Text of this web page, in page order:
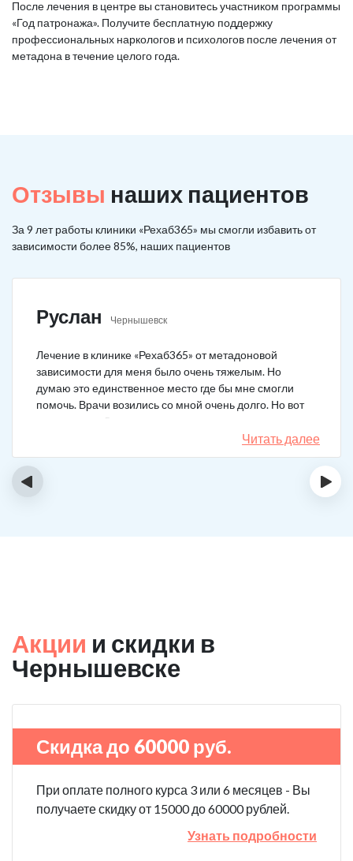
После лечения в центре вы становитесь участником программы
«Год патронажа». Получите бесплатную поддержку
профессиональных наркологов и психологов после лечения от
метадона в течение целого года.
Отзывы наших пациентов
За 9 лет работы клиники «Рехаб365» мы смогли избавить от
зависимости более 85%, наших пациентов
Руслан Чернышевск
Лечение в клинике «Рехаб365» от метадоновой
зависимости для меня было очень тяжелым. Но
думаю это единственное место где бы мне смогли
помочь. Врачи возились со мной очень долго. Но вот
теперь я уже 5 месяцев не принимаю наркотики.
Читать далее
‹ ›
Акции и скидки в
Чернышевске
Скидка до 60000 руб.
При оплате полного курса 3 или 6 месяцев - Вы
получаете скидку от 15000 до 60000 рублей.
Узнать подробности